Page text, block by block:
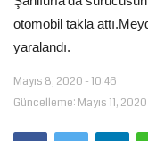
Köşe Yazıları
Şanlıurfa
otomobil takla
yaralandı.
Mayıs 8, 2020 - 10:46
Güncelleme: Mayıs 11, 2020